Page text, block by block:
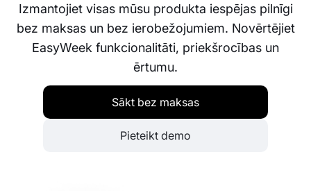
Izmantojiet visas mūsu produkta iespējas pilnīgi
bez maksas un bez ierobežojumiem. Novērtējiet
EasyWeek funkcionalitāti, priekšrocības un
ērtumu.
Sākt bez maksas
Pieteikt demo